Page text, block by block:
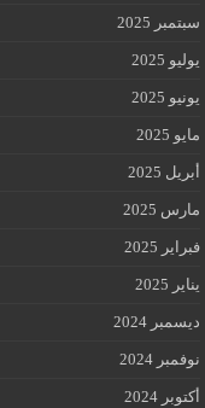
سبتمبر 2025
يوليو 2025
يونيو 2025
مايو 2025
أبريل 2025
مارس 2025
فبراير 2025
يناير 2025
ديسمبر 2024
نوفمبر 2024
أكتوبر 2024